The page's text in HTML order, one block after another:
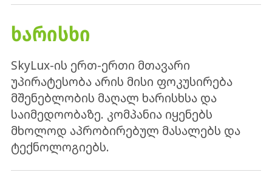
ᲮᲐᲠᲘᲡᲮᲘ
SkyLux-ის ერთ-ერთი მთავარი
უპირატესობა არის მისი ფოკუსირება
მშენებლობის მაღალ ხარისხსა და
საიმედოობაზე. კომპანია იყენებს
მხოლოდ აპრობირებულ მასალებს და
ტექნოლოგიებს.